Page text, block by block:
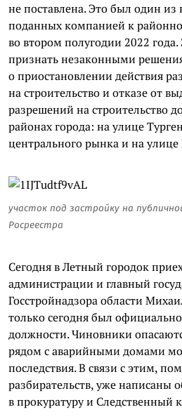
не поставлена. Это был один из
поданных компанией к
во втором полугодии 2022
признать незаконными
о приостановлении действия
на строительство и отказе от
разрешений на строительство
районах города: на улице
центрального рынка и на
участок под застройку на
Росреестра
Сегодня в Летный городок
администрации и главный
Госстройнадзора области
только сегодня был
должности. Чиновники
рядом с аварийными домами
последствия. В связи с этим,
разбирательств, уже написаны
в прокуратуру и Следственный